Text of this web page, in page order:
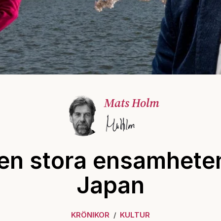
Mats Holm
stora
Japan
KRÖNIKOR KULTUR